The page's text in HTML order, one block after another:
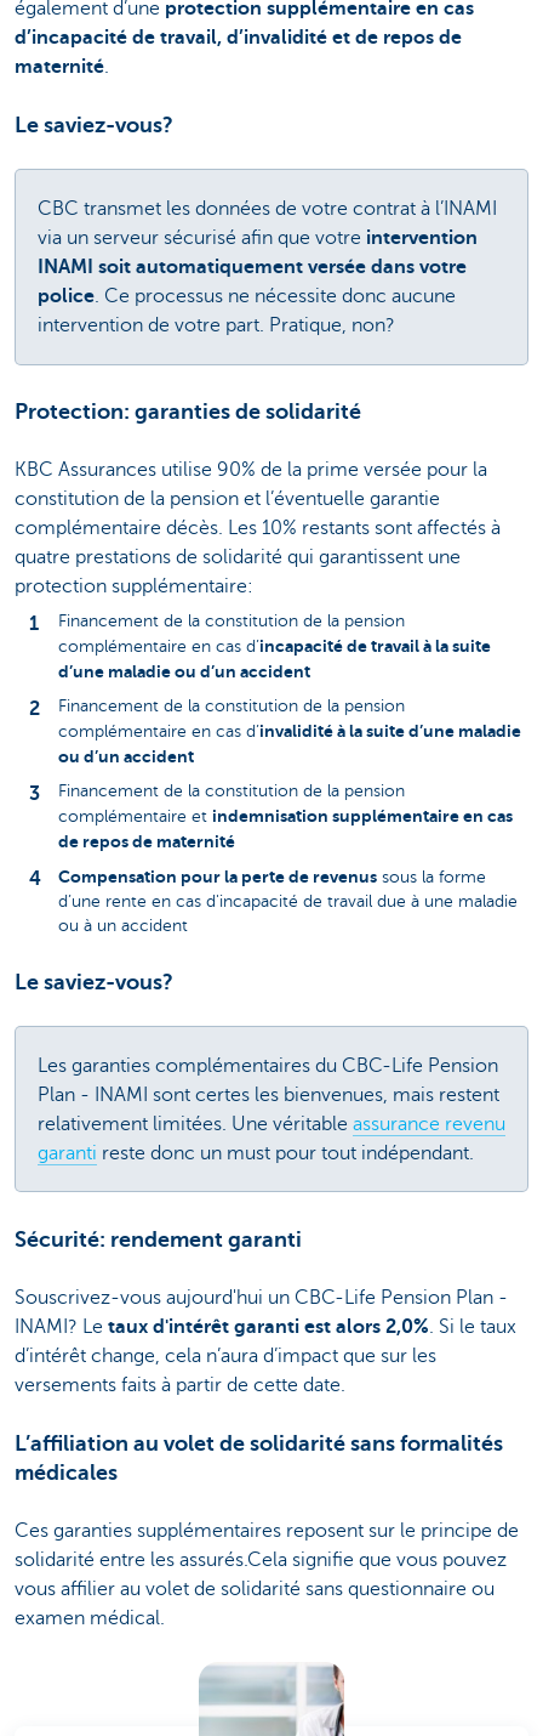
également d’une protection supplémentaire en cas
d’incapacité de travail, d’invalidité et de repos de
maternité.
Le saviez-vous?
CBC transmet les données de votre contrat à l’INAMI
via un serveur sécurisé afin que votre intervention
INAMI soit automatiquement versée dans votre
police. Ce processus ne nécessite donc aucune
intervention de votre part. Pratique, non?
Protection: garanties de solidarité
KBC Assurances utilise 90% de la prime versée pour la
constitution de la pension et l’éventuelle garantie
complémentaire décès. Les 10% restants sont affectés à
quatre prestations de solidarité qui garantissent une
protection supplémentaire:
Financement de la constitution de la pension
complémentaire en cas d’incapacité de travail à la suite
d’une maladie ou d’un accident
Financement de la constitution de la pension
complémentaire en cas d’invalidité à la suite d’une maladie
ou d’un accident
Financement de la constitution de la pension
complémentaire et indemnisation supplémentaire en cas
de repos de maternité
Compensation pour la perte de revenus sous la forme
d’une rente en cas d'incapacité de travail due à une maladie
ou à un accident
Le saviez-vous?
Les garanties complémentaires du CBC-Life Pension
Plan - INAMI sont certes les bienvenues, mais restent
relativement limitées. Une véritable assurance revenu
garanti reste donc un must pour tout indépendant.
Sécurité: rendement garanti
Souscrivez-vous aujourd'hui un CBC-Life Pension Plan -
INAMI? Le taux d'intérêt garanti est alors 2,0%. Si le taux
d’intérêt change, cela n’aura d’impact que sur les
versements faits à partir de cette date.
L’affiliation au volet de solidarité sans formalités
médicales
Ces garanties supplémentaires reposent sur le principe de
solidarité entre les assurés.Cela signifie que vous pouvez
vous affilier au volet de solidarité sans questionnaire ou
examen médical.